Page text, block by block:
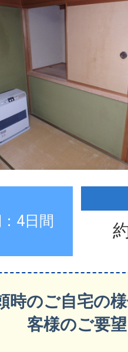
4日間
時のご自宅の
客様のご要望